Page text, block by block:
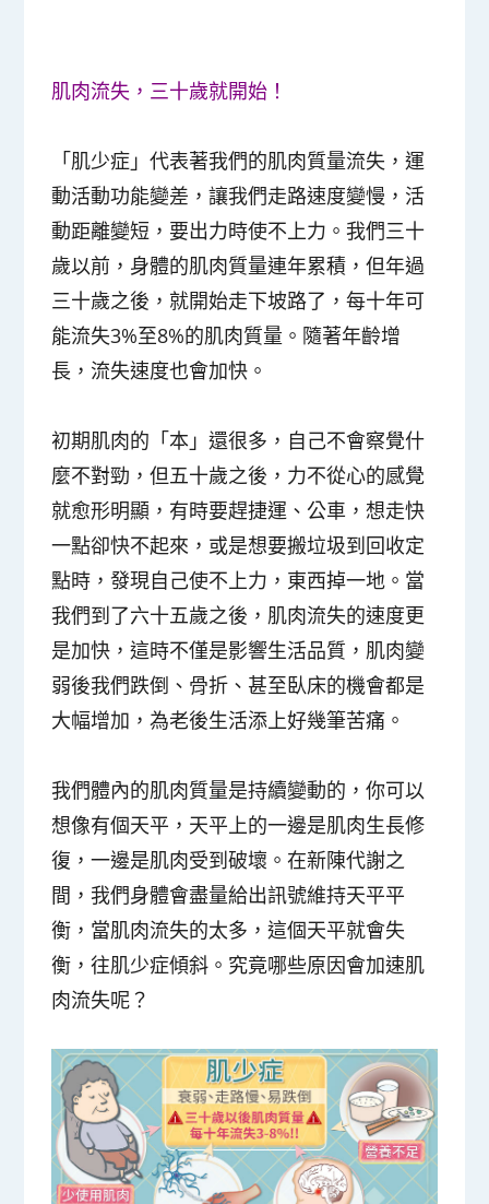
肌肉流失，三十歲就開始！
「肌少症」代表著我們的肌肉質量流失，運
動活動功能變差，讓我們走路速度變慢，活
動距離變短，要出力時使不上力。我們三十
歲以前，身體的肌肉質量連年累積，但年過
三十歲之後，就開始走下坡路了，每十年可
能流失3%至8%的肌肉質量。隨著年齡增
長，流失速度也會加快。
初期肌肉的「本」還很多，自己不會察覺什
麼不對勁，但五十歲之後，力不從心的感覺
就愈形明顯，有時要趕捷運、公車，想走快
一點卻快不起來，或是想要搬垃圾到回收定
點時，發現自己使不上力，東西掉一地。當
我們到了六十五歲之後，肌肉流失的速度更
是加快，這時不僅是影響生活品質，肌肉變
弱後我們跌倒、骨折、甚至臥床的機會都是
大幅增加，為老後生活添上好幾筆苦痛。
我們體內的肌肉質量是持續變動的，你可以
想像有個天平，天平上的一邊是肌肉生長修
復，一邊是肌肉受到破壞。在新陳代謝之
間，我們身體會盡量給出訊號維持天平平
衡，當肌肉流失的太多，這個天平就會失
衡，往肌少症傾斜。究竟哪些原因會加速肌
肉流失呢？